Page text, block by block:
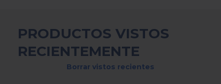
PRODUCTOS VISTOS
RECIENTEMENTE
Borrar vistos recientes